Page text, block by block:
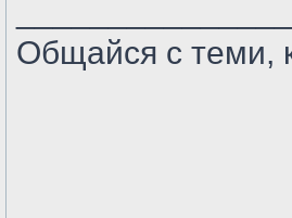
Общайся с теми,